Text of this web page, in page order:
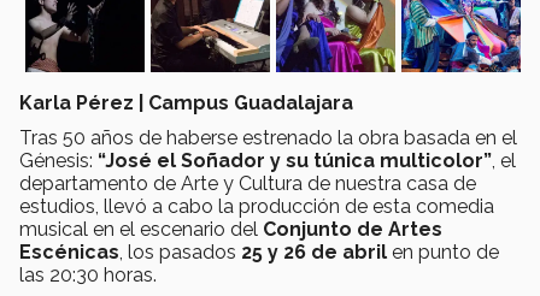
Karla Pérez | Campus Guadalajara
Tras 50 años de haberse estrenado la obra basada en el
Génesis: “José el Soñador y su túnica multicolor” , el
departamento de Arte y Cultura de nuestra casa de
estudios, llevó a cabo la producción de esta comedia
musical en el escenario del Conjunto de Artes
Escénicas , los pasados 25 y 26 de abril en punto de
las 20:30 horas.